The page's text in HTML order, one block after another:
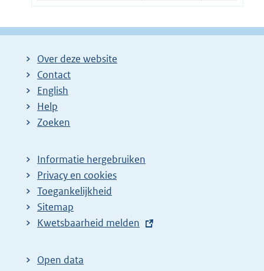
Over deze website
Contact
English
Help
Zoeken
Informatie hergebruiken
Privacy en cookies
Toegankelijkheid
Sitemap
E
t
Kwetsbaarheid melden
Open data